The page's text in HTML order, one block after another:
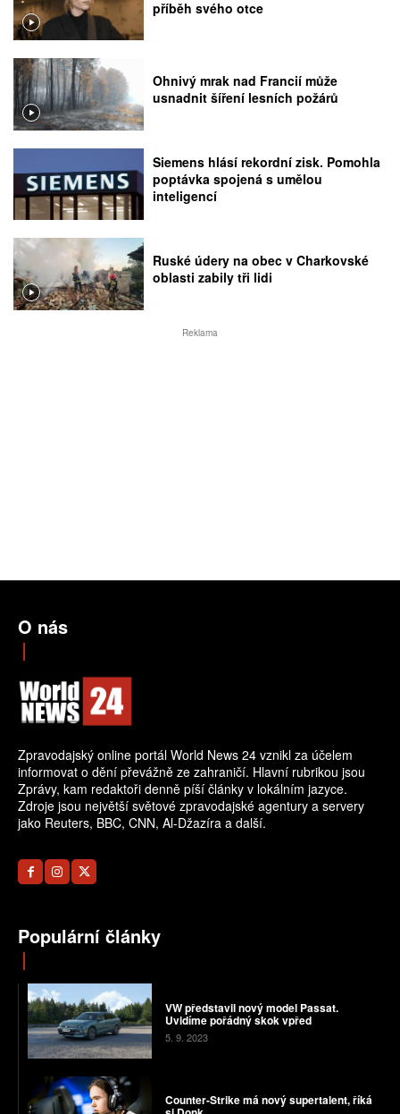
příběh svého otce
Ohnivý mrak nad Francií může
usnadnit šíření lesních požárů
Siemens hlásí rekordní zisk. Pomohla
poptávka spojená s umělou
inteligencí
Ruské údery na obec v Charkovské
oblasti zabily tři lidi
Reklama
O nás
Zpravodajský online portál World News 24 vznikl za účelem
informovat o dění převážně ze zahraničí. Hlavní rubrikou jsou
Zprávy, kam redaktoři denně píší články v lokálním jazyce.
Zdroje jsou největší světové zpravodajské agentury a servery
jako Reuters, BBC, CNN, Al-Džazíra a další.
Populární články
VW představil nový model Passat.
Uvidíme pořádný skok vpřed
5. 9. 2023
Counter-Strike má nový supertalent, říká